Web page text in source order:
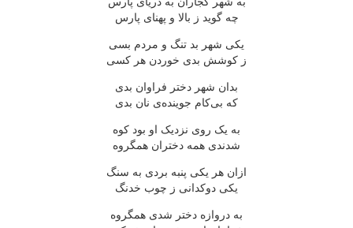
چه گوید ز بالا و پهنای پارس
یکی شهر بد تنگ و مردم بسی
ز کوشش بدی خوردن هر کسی
بدان شهر دختر فراوان بدی
که بی‌کام جوینده‌ی نان بدی
به یک روی نزدیک او بود کوه
شدندی همه دختران همگروه
ازان هر یکی پنبه بردی به سنگ
یکی دوکدانی ز چوب خدنگ
به دروازه دختر شدی همگروه